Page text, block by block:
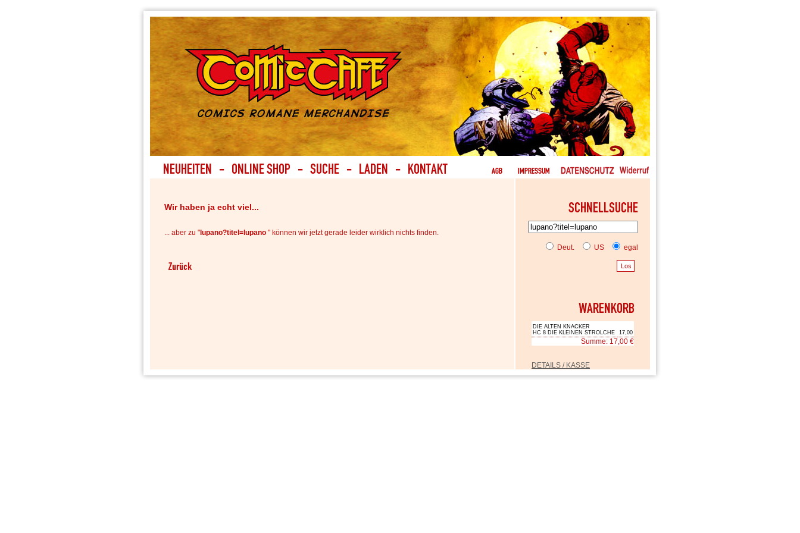
Wir haben ja echt viel...
... aber zu " lupano?titel=lupano " können wir jetzt gerade leider wirklich nichts finden.
Deut.
US egal
DIE ALTEN KNACKER
HC 8 DIE KLEINEN STROLCHE
17,00
Summe: 17,00 €
DETAILS / KASSE